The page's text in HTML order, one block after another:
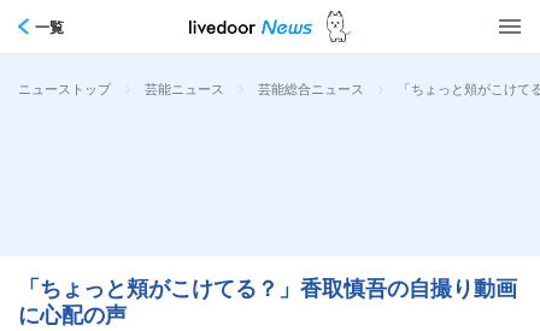
一覧
ニューストップ > 芸能ニュース > 芸能総合ニュース > 「ちょっと頬がこけ
「ちょっと頬がこけてる？」香取慎吾の自撮り動画
に心配の声